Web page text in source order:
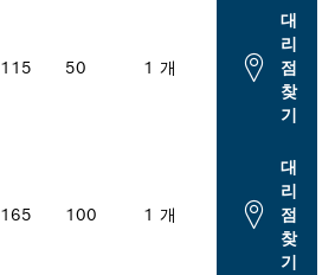
115 50 1 개
대
리
점
찾
기
165 100 1 개
대
리
점
찾
기